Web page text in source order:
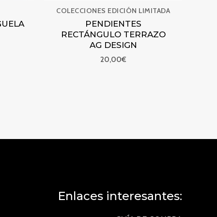
COLECCIONES EDICIÓN LIMITADA
PENDIENTES
RECTÁNGULO TERRAZO
AG DESIGN
20,00€
Enlaces interesantes: